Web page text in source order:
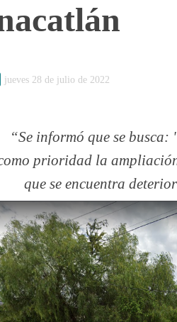
jueves 28 de julio de 2022
Se informó que se
prioridad la
que se encuentra